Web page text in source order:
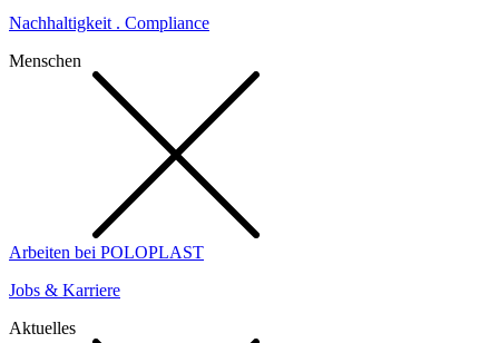
Nachhaltigkeit . Compliance
Menschen
Arbeiten bei POLOPLAST
Jobs & Karriere
Aktuelles